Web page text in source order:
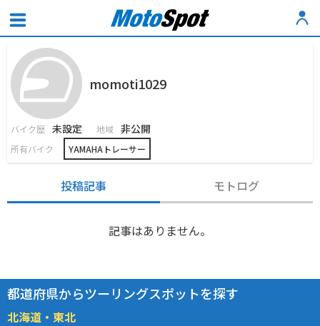
momoti1029
バイク歴 未設定 地域 非公開
所有バイク YAMAHAトレーサー
投稿記事 モトログ
記事はありません。
都道府県からツーリングスポットを探す
北海道・東北